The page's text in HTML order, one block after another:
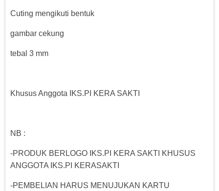
Cuting mengikuti bentuk
gambar cekung
tebal 3 mm
Khusus Anggota IKS.PI KERA SAKTI
NB :
-PRODUK BERLOGO IKS.PI KERA SAKTI KHUSUS
ANGGOTA IKS.PI KERASAKTI
-PEMBELIAN HARUS MENUJUKAN KARTU